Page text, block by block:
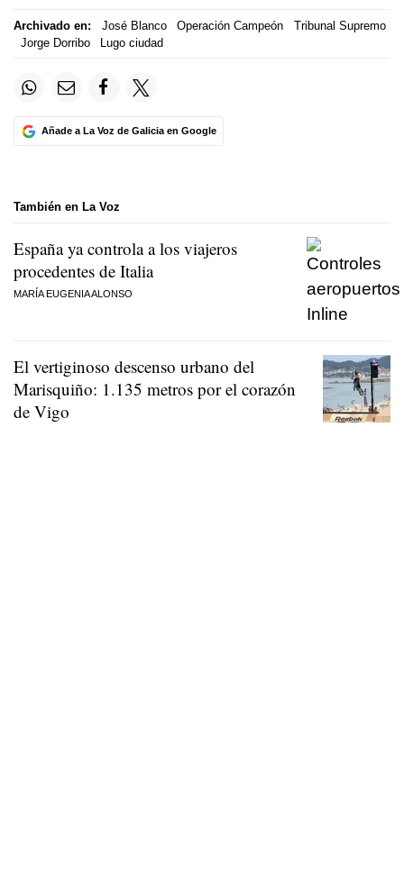
Archivado en: José Blanco Operación Campeón
Tribunal Supremo
Jorge Dorribo
Lugo ciudad
Añade a La Voz de Galicia en Google
También en La Voz
España ya controla a los viajeros
procedentes de Italia
MARÍA EUGENIA ALONSO
El vertiginoso descenso urbano del
Marisquiño: 1.135 metros por el corazón
de Vigo